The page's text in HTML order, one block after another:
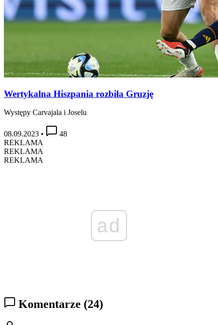
Wertykalna Hiszpania rozbiła Gruzję
Występy Carvajala i Joselu
08.09.2023 •
48
REKLAMA
REKLAMA
REKLAMA
ad
Komentarze (24)